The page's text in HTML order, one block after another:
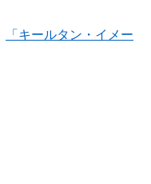
「キールタン・イメー